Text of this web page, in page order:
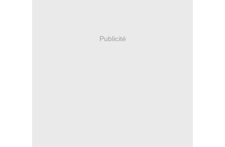
Publicité